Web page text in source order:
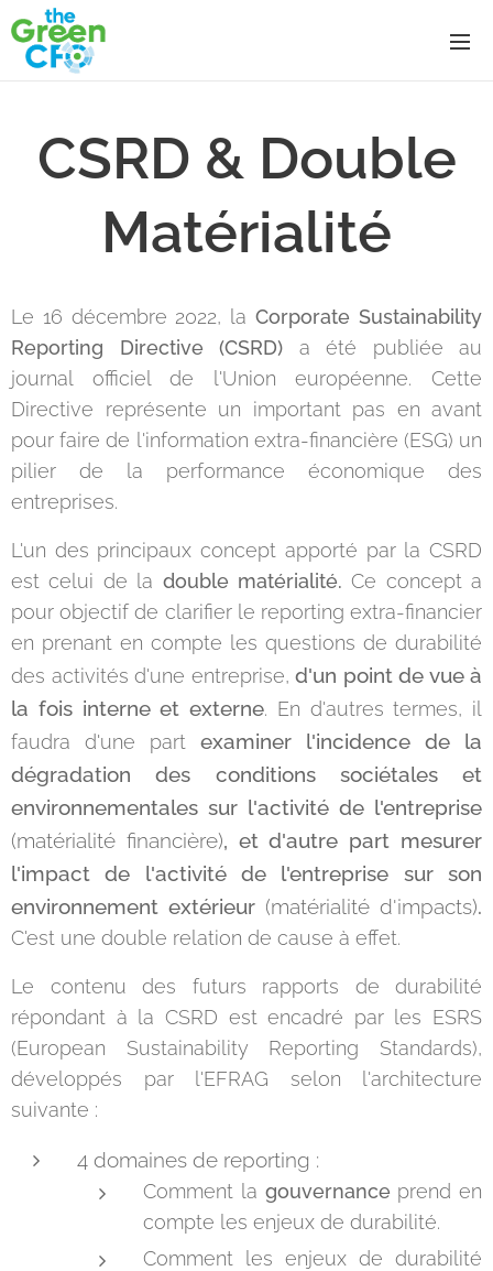
CSRD & Double
Matérialité
Le 16 décembre 2022, laCorporate Sustainability
Reporting Directive (CSRD) a été publiée au
journal officiel de l'Union européenne. Cette
Directive représente un important pas en avant
pour faire de l'information extra-financière (ESG) un
pilier de la performance économique des
entreprises.
L'un des principaux concept apporté par la CSRD
est celui de la double matérialité.Ce concept a
pour objectif de clarifier le reporting extra-financier
en prenant en compte les questions de durabilité
des activités d'une entreprise, d'un point de vue à
la fois interne et externe. En d'autres termes, il
faudra d'une part examiner l'incidence de la
dégradation des conditions sociétales et
environnementales sur l'activité de l'entreprise
(matérialité financière), et d'autre part mesurer
l'impact de l'activité de l'entreprise sur son
environnement extérieur (matérialité d'impacts).
C'est une double relation de cause à effet.
Le contenu des futurs rapports de durabilité
répondant à la CSRD est encadré par les ESRS
(European Sustainability Reporting Standards),
développés par l'EFRAG selon l'architecture
suivante :
4 domaines de reporting :
Comment la gouvernance prend en
compte les enjeux de durabilité.
Comment les enjeux de durabilité